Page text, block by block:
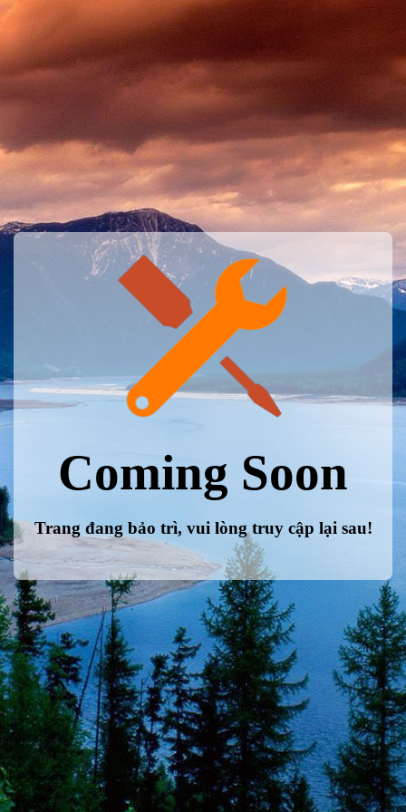
Coming Soon
Trang đang bảo trì, vui lòng truy cập lại sau!